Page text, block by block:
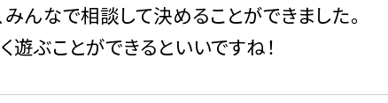
んなで相談して決めることができました。
遊ぶことができるといいですね！